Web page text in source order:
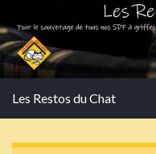
Les Restos du Chat